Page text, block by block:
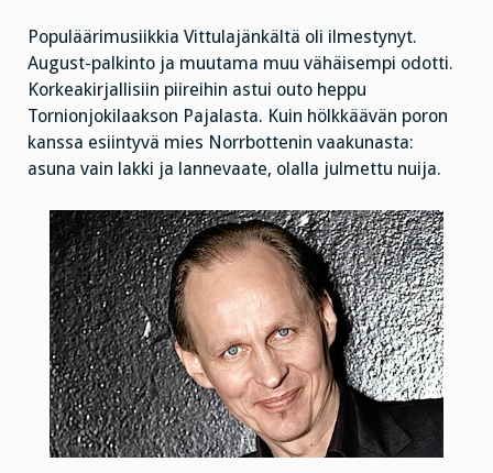
Populäärimusiikkia Vittulajänkältä oli ilmestynyt.
August-palkinto ja muutama muu vähäisempi odotti.
Korkeakirjallisiin piireihin astui outo heppu
Tornionjokilaakson Pajalasta. Kuin hölkkäävän poron
kanssa esiintyvä mies Norrbottenin vaakunasta:
asuna vain lakki ja lannevaate, olalla julmettu nuija.